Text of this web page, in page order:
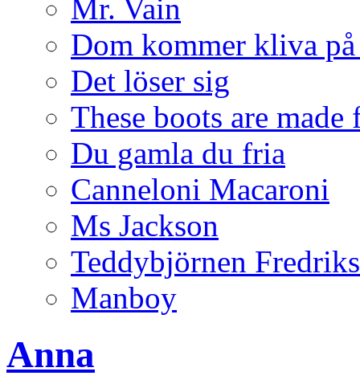
Mr. Vain
Dom kommer kliva
Det löser sig
These boots are
Du gamla du fria
Canneloni Macaroni
Ms Jackson
Teddybjörnen
Manboy
Anna